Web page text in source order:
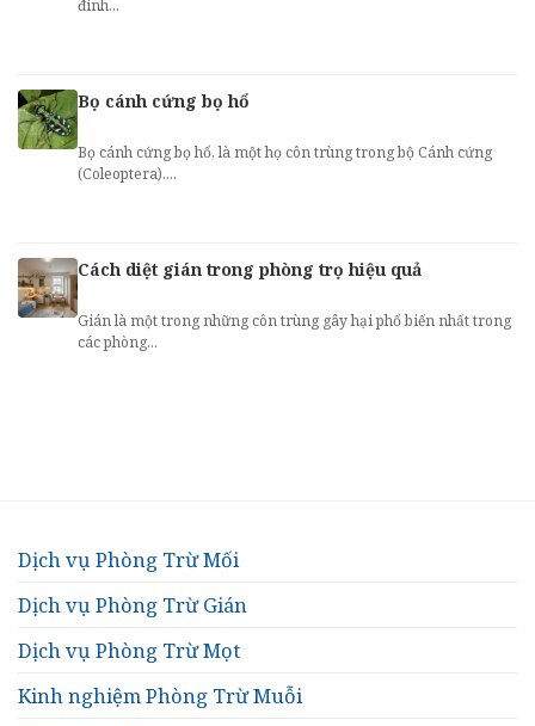
đình...
Bọ cánh cứng bọ hổ
Bọ cánh cứng bọ hổ, là một họ côn trùng trong bộ Cánh cứng
(Coleoptera)....
Cách diệt gián trong phòng trọ hiệu quả
Gián là một trong những côn trùng gây hại phổ biến nhất trong
các phòng...
Dịch vụ Phòng Trừ Mối
Dịch vụ Phòng Trừ Gián
Dịch vụ Phòng Trừ Mọt
Kinh nghiệm Phòng Trừ Muỗi